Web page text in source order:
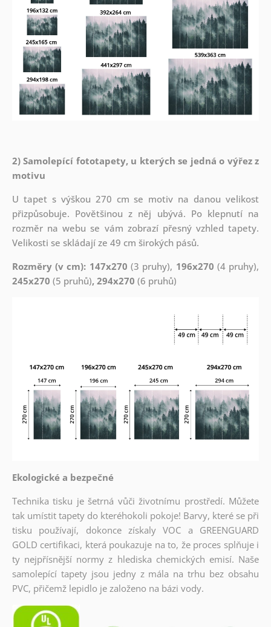
2) Samolepící fototapety, u kterých se jedná o výřez z
motivu
U tapet s výškou 270 cm se motiv na danou velikost
přizpůsobuje. Povětšinou z něj ubývá. Po klepnutí na
rozměr na webu se vám zobrazí přesný vzhled tapety.
Velikosti se skládají ze 49 cm širokých pásů.
Rozměry (v cm): 147x270 (3 pruhy), 196x270 (4 pruhy),
245x270 (5 pruhů), 294x270 (6 pruhů)
Ekologické a bezpečné
Technika tisku je šetrná vůči životnímu prostředí. Můžete
tak umístit tapety do kteréhokoli pokoje! Barvy, které se při
tisku používají, dokonce získaly VOC a GREENGUARD
GOLD certifikaci, která poukazuje na to, že proces splňuje i
ty nejpřísnější normy z hlediska chemických emisí. Naše
samolepící tapety jsou jedny z mála na trhu bez obsahu
PVC, přičemž lepidlo je založeno na bázi vody.